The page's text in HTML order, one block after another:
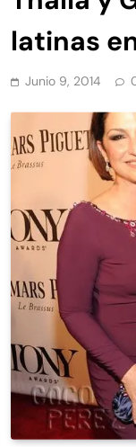
latinas
Junio 9, 2014